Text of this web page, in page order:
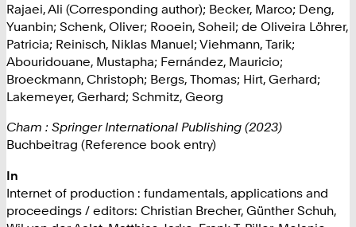
Rajaei, Ali (Corresponding author); Becker, Marco; Deng,
Yuanbin; Schenk, Oliver; Rooein, Soheil; de Oliveira Löhrer,
Patricia; Reinisch, Niklas Manuel; Viehmann, Tarik;
Abouridouane, Mustapha; Fernández, Mauricio;
Broeckmann, Christoph; Bergs, Thomas; Hirt, Gerhard;
Lakemeyer, Gerhard; Schmitz, Georg
Cham : Springer International Publishing (2023)
Buchbeitrag (Reference book entry)
In
Internet of production : fundamentals, applications and
proceedings / editors: Christian Brecher, Günther Schuh,